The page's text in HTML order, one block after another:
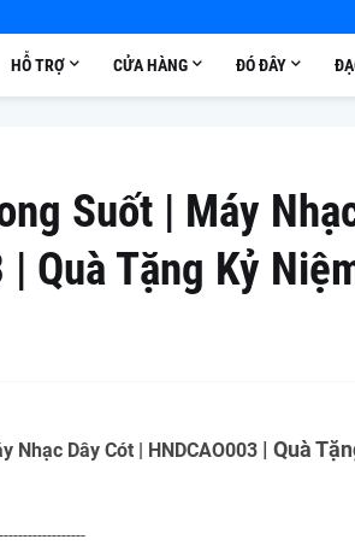
HỖ TRỢ CỬA HÀNG ĐÓ ĐÂY
Suốt | Máy
| Quà Tặng Kỷ
Nhạc Dây Cót | HNDCAO003| Quà